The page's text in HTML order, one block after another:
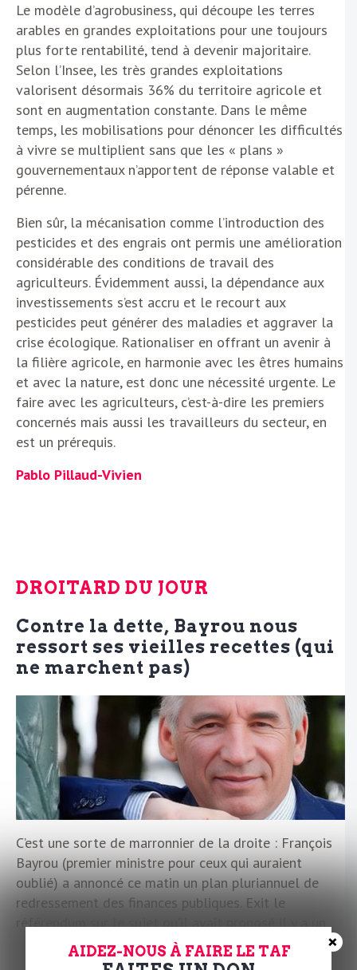
Le modèle d’agrobusiness, qui découpe les terres
arables en grandes exploitations pour une toujours
plus forte rentabilité, tend à devenir majoritaire.
Selon l’Insee, les très grandes exploitations
valorisent désormais 36% du territoire agricole et
sont en augmentation constante. Dans le même
temps, les mobilisations pour dénoncer les difficultés
à vivre se multiplient sans que les « plans »
gouvernementaux n’apportent de réponse valable et
pérenne.
Bien sûr, la mécanisation comme l’introduction des
pesticides et des engrais ont permis une amélioration
considérable des conditions de travail des
agriculteurs. Évidemment aussi, la dépendance aux
investissements s’est accru et le recourt aux
pesticides peut générer des maladies et aggraver la
crise écologique. Rationaliser en offrant un avenir à
la filière agricole, en harmonie avec les êtres humains
et avec la nature, est donc une nécessité urgente. Le
faire avec les agriculteurs, c’est-à-dire les premiers
concernés mais aussi les travailleurs du secteur, en
est un prérequis.
Pablo Pillaud-Vivien
DROITARD DU JOUR
Contre la dette, Bayrou nous
ressort ses vieilles recettes (qui
ne marchent pas)
C’est une sorte de marronnier de la droite : François
Bayrou (premier ministre pour ceux qui auraient
oublié) a annoncé ce matin un plan pluriannuel de
redressement des finances publiques. Exit le
référendum sur le sujet qu’il avait proposé il y a un
mois et qu’Emmanuel Macron avait poliment envoyé
balader. Et dans son interview sur BFMTV-RMC, de
AIDEZ-NOUS À FAIRE LE TAF ×